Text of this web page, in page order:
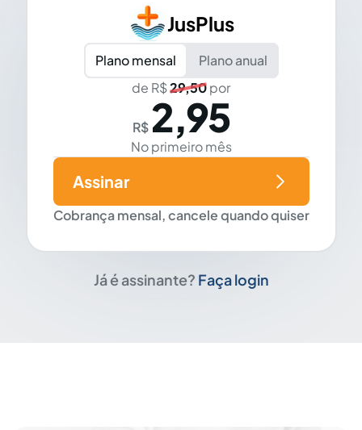
JusPlus
Plano mensal
Plano anual
de R$29,50por
R$ 2,95
No primeiro mês
Cobrança mensal, cancele quando quiser
Assinar
Já é assinante? Faça login